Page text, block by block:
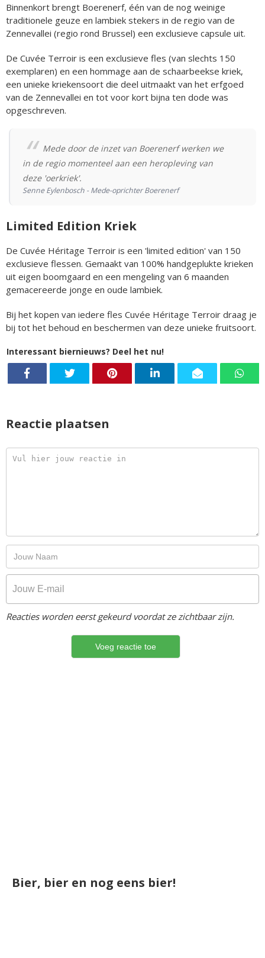
Binnenkort brengt Boerenerf, één van de nog weinige
traditionele geuze en lambiek stekers in de regio van de
Zennevallei (regio rond Brussel) een exclusieve capsule uit.
De Cuvée Terroir is een exclusieve fles (van slechts 150
exemplaren) en een hommage aan de schaarbeekse kriek,
een unieke kriekensoort die deel uitmaakt van het erfgoed
van de Zennevallei en tot voor kort bijna ten dode was
opgeschreven.
Mede door de inzet van Boerenerf werken we
in de regio momenteel aan een heropleving van
deze 'oerkriek'.
Senne Eylenbosch - Mede-oprichter Boerenerf
Limited Edition Kriek
De Cuvée Héritage Terroir is een 'limited edition' van 150
exclusieve flessen. Gemaakt van 100% handgeplukte krieken
uit eigen boomgaard en een mengeling van 6 maanden
gemacereerde jonge en oude lambiek.
Bij het kopen van iedere fles Cuvée Héritage Terroir draag je
bij tot het behoud en beschermen van deze unieke fruitsoort.
Interessant biernieuws? Deel het nu!
Reactie plaatsen
Reacties worden eerst gekeurd voordat ze zichtbaar zijn.
Bier, bier en nog eens bier!